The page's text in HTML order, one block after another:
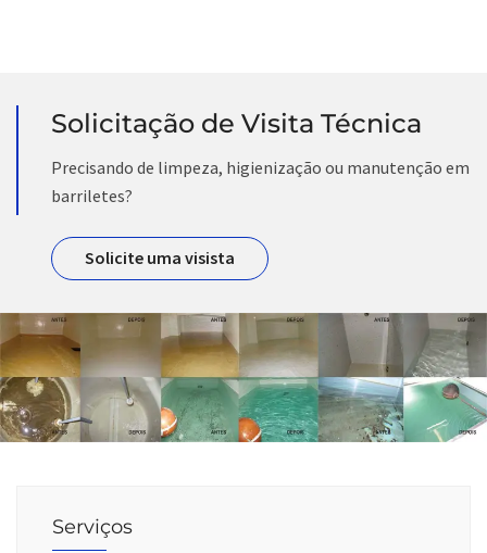
Solicitação de Visita Técnica
Precisando de limpeza, higienização ou manutenção em
barriletes?
Solicite uma visista
Serviços